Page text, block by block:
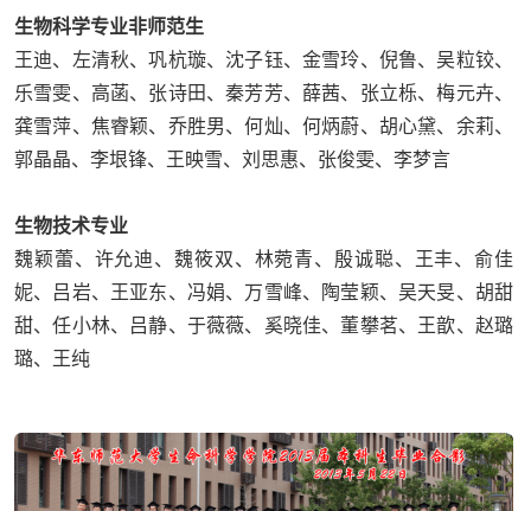
生物科学专业非师范生
王迪、左清秋、巩杭璇、沈子钰、金雪玲、倪鲁、吴粒铰、
乐雪雯、高菡、张诗田、秦芳芳、薛茜、张立栎、梅元卉、
龚雪萍、焦睿颖、乔胜男、何灿、何炳蔚、胡心黛、余莉、
郭晶晶、李垠锋、王映雪、刘思惠、张俊雯、李梦言
生物技术专业
魏颖蕾、许允迪、魏筱双、林菀青、殷诚聪、王丰、俞佳
妮、吕岩、王亚东、冯娟、万雪峰、陶莹颖、吴天旻、胡甜
甜、任小林、吕静、于薇薇、奚晓佳、董攀茗、王歆、赵璐
璐、王纯